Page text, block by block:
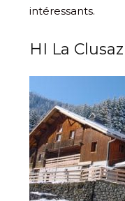
intéressants.
HI La Clusaz